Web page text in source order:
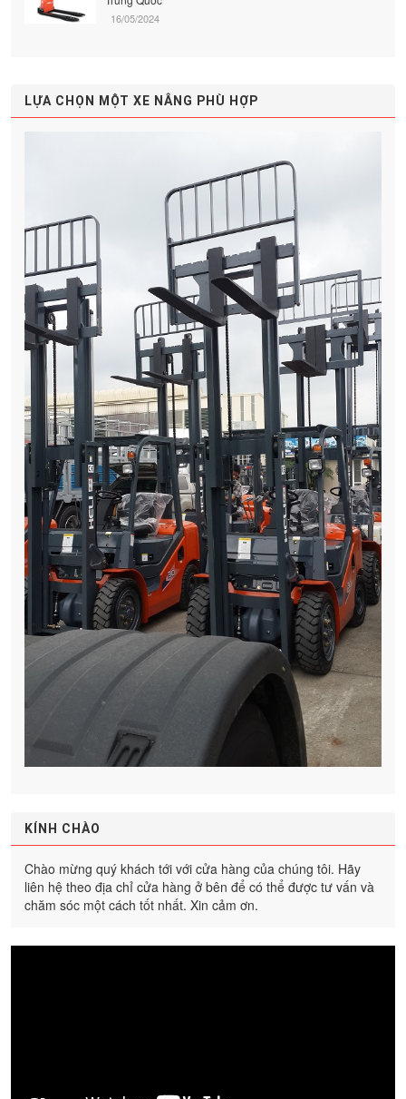
16/05/2024
LỰA CHỌN MỘT XE NÂNG PHÙ HỢP
KÍNH CHÀO
Chào mừng quý khách tới với cửa hàng của chúng tôi. Hãy
liên hệ theo địa chỉ cửa hàng ở bên để có thể được tư vấn và
chăm sóc một cách tốt nhất. Xin cảm ơn.